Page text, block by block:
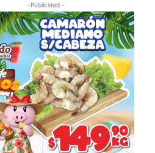
-Publicidad -